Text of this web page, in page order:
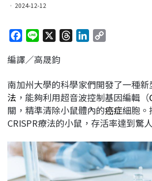
2024-12-12
c
b
o
o
k
n
a
d
s
e
d
I
n
L
i
n
k
編譯／高晟鈞
南加州大學的科學家們開發了一種新
法 ，能夠利用超音波控制基因編輯（
關，精準清除小鼠體內的癌症細胞。
CRISPR療法的小鼠，存活率達到驚